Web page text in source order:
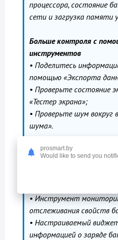
процессора, состояние
сети и загрузка памяти
Больше контроля с
инструментов
• Поделитесь
помощью «Экспорта
• Проверьте состояние
«Тестер экрана»;
• Проверьте шум вокруг
шума».
Премиум-пользователи
большему количеству
использованием
• Инструмент
отслеживания свойств
• Настраиваемый
информацией о заряде
prosmart.by
Would like to send you